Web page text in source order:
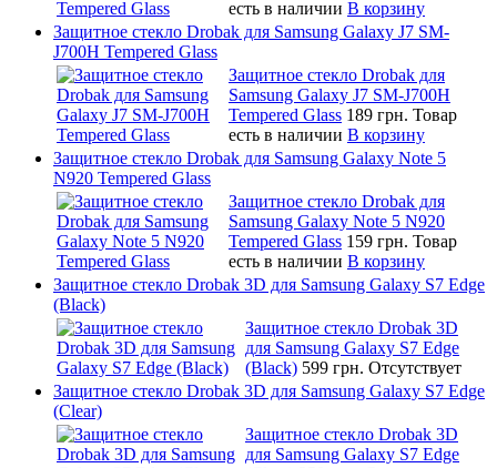
есть в наличии В корзину
Защитное стекло Drobak для Samsung Galaxy J7 SM-
J700H Tempered Glass
Защитное стекло Drobak для
Samsung Galaxy J7 SM-J700H
Tempered Glass 189 грн. Товар
есть в наличии В корзину
Защитное стекло Drobak для Samsung Galaxy Note 5
N920 Tempered Glass
Защитное стекло Drobak для
Samsung Galaxy Note 5 N920
Tempered Glass 159 грн. Товар
есть в наличии В корзину
Защитное стекло Drobak 3D для Samsung Galaxy S7 Edge
(Black)
Защитное стекло Drobak 3D
для Samsung Galaxy S7 Edge
(Black) 599 грн. Отсутствует
Защитное стекло Drobak 3D для Samsung Galaxy S7 Edge
(Clear)
Защитное стекло Drobak 3D
для Samsung Galaxy S7 Edge